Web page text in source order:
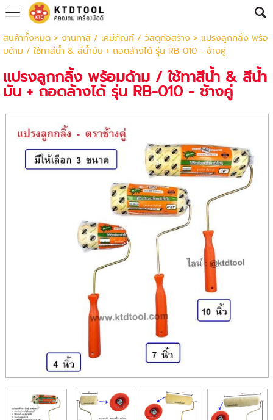
สินค้าทั้งหมด> งานทาสี / เคมีภัณฑ์ / วัสดุก่อสร้าง > แปรงลูกกลิ้ง พร้อ
มด้าม / ใช้ทาสีน้ำ & สีน้ำมัน + ถอดล้างได้ รุ่น RB-010 - ช้างคู่
แปรงลูกกลิ้ง พร้อมด้าม / ใช้ทาสีน้ำ & สีน้ำ
มัน + ถอดล้างได้ รุ่น RB-010 - ช้างคู่